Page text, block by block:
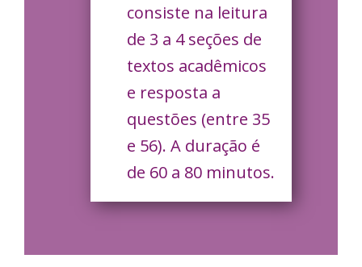
consiste na leitura
de 3 a 4 seções de
textos acadêmicos
e resposta a
questões (entre 35
e 56). A duração é
de 60 a 80 minutos.